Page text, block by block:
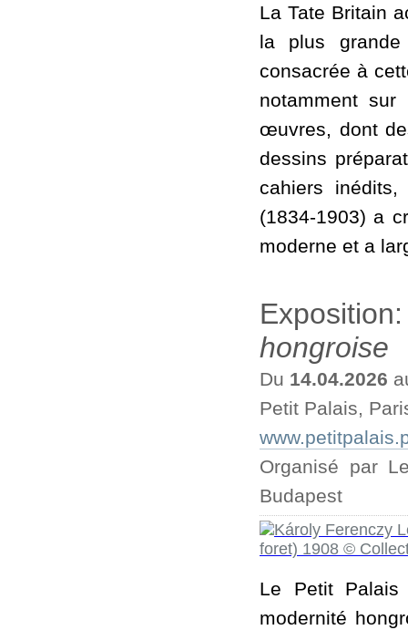
La Tate Britain
la plus grande
consacrée à
notamment
œuvres, dont
dessins
cahiers
(1834-1903) a
moderne et a
hongroise
Du 14.04.2026
Petit Palais,
Organisé par
Budapest
Le Petit
modernité